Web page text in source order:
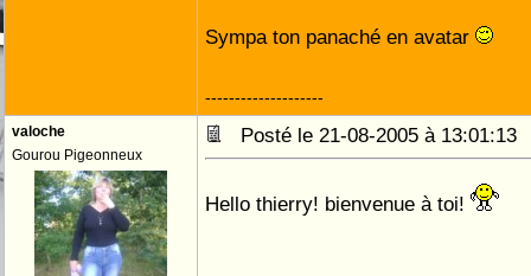
Sympa ton panaché en avatar
--------------------
valoche
Gourou Pigeonneux
Posté le 21-08-2005 à
Hello thierry! bienvenue à toi!